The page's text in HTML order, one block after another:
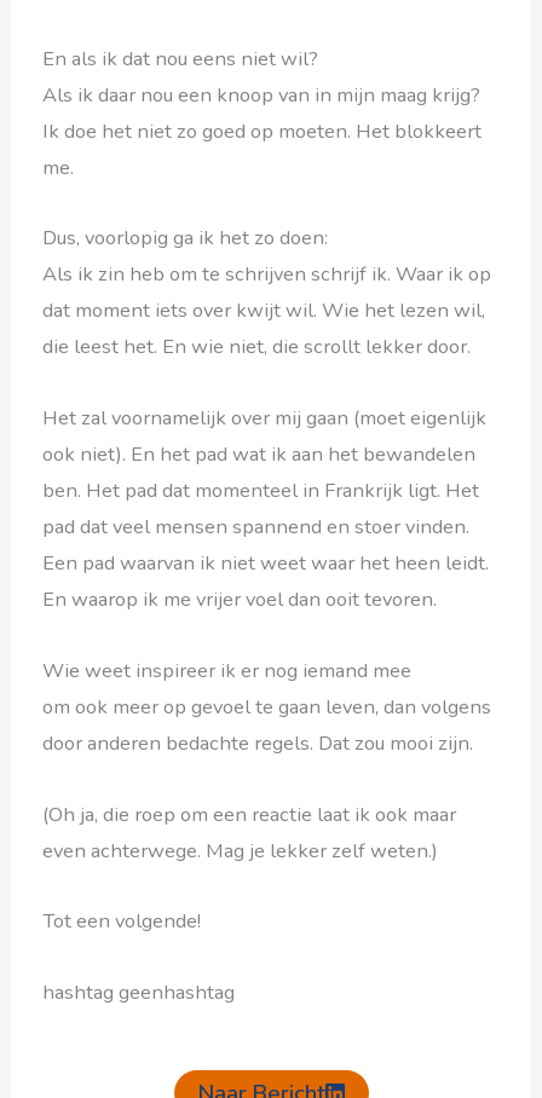
En als ik dat nou eens niet wil?
Als ik daar nou een knoop van in mijn maag krijg?
Ik doe het niet zo goed op moeten. Het blokkeert
me.
Dus, voorlopig ga ik het zo doen:
Als ik zin heb om te schrijven schrijf ik. Waar ik op
dat moment iets over kwijt wil. Wie het lezen wil,
die leest het. En wie niet, die scrollt lekker door.
Het zal voornamelijk over mij gaan (moet eigenlijk
ook niet). En het pad wat ik aan het bewandelen
ben. Het pad dat momenteel in Frankrijk ligt. Het
pad dat veel mensen spannend en stoer vinden.
Een pad waarvan ik niet weet waar het heen leidt.
En waarop ik me vrijer voel dan ooit tevoren.
Wie weet inspireer ik er nog iemand mee
om ook meer op gevoel te gaan leven, dan volgens
door anderen bedachte regels. Dat zou mooi zijn.
(Oh ja, die roep om een reactie laat ik ook maar
even achterwege. Mag je lekker zelf weten.)
Tot een volgende!
hashtag geenhashtag